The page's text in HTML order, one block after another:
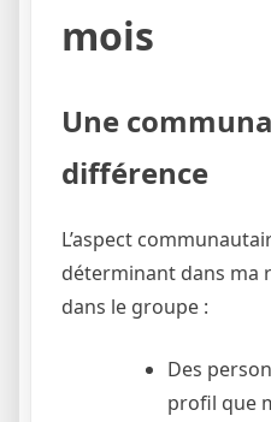
mois
Une
différence
L’aspect
déterminant dans ma
dans le groupe :
Des
profil que